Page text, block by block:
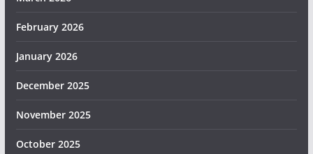
February 2026
January 2026
December 2025
November 2025
October 2025